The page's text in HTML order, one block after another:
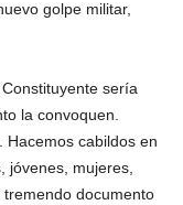
golpe militar,
sería
la convoquen.
Hacemos cabildos en
jóvenes, mujeres,
documento